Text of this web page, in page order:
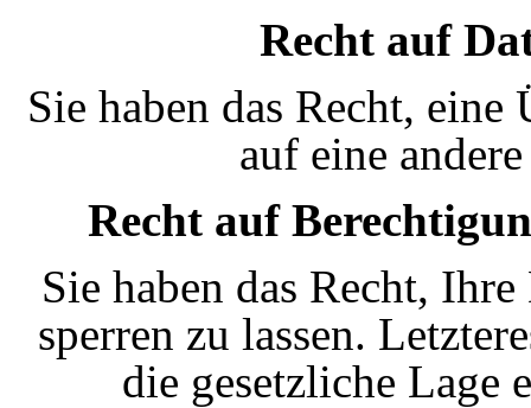
Recht auf
Sie haben das Recht,
auf eine
Recht auf
Sie haben das Recht,
sperren zu lassen.
die gesetzliche Lage